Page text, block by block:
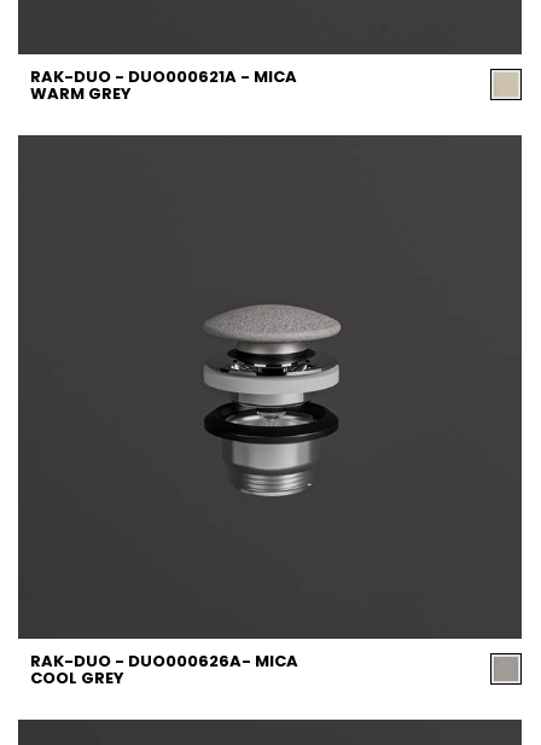
RAK-DUO - DUO000621A - MICA
WARM GREY
RAK-DUO - DUO000626A- MICA
COOL GREY